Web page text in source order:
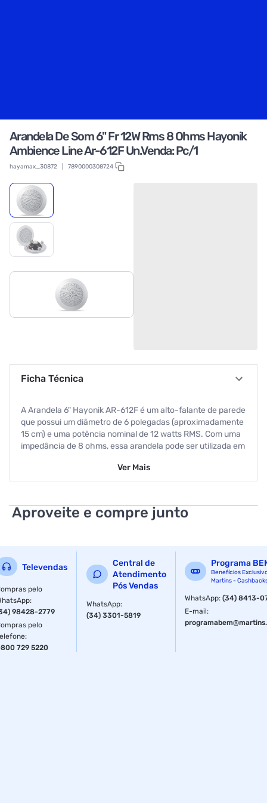
Arandela De Som 6" Fr 12W Rms 8 Ohms Hayonik
Ambience Line Ar-612F Un.Venda: Pc/1
hayamax_30872 7890000308724
Ficha Técnica
A Arandela 6" Hayonik AR-612F é um alto-falante de parede
que possui um diâmetro de 6 polegadas (aproximadamente
15 cm) e uma potência nominal de 12 watts RMS. Com uma
impedância de 8 ohms, essa arandela pode ser utilizada em
audível pelo ouvido humano, sem a necessidade de um
alto-falante adicional para lidar com frequências mais
Com seu design discreto e elegante, a arandela pode ser
facilmente instalada em paredes ou tetos, permitindo uma
distribuição uniforme do som em ambientes como salas de
estar, quartos, escritórios e lojas. Além disso, a AR-612F
apresenta um acabamento na cor branca, que se integra
facilmente em diversos tipos de decoração.
Ver Mais
Aproveite e compre junto
Televendas
pelo
:
98428-2779
pelo
:
729 5220
Central de
Atendimento
Pós Vendas
WhatsApp:
(34) 3301-5819
Programa
Benefícios
Martins -
WhatsApp:(34) 8413-
E-mail: